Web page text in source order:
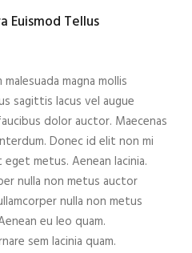
Euismod Tellus
magna mollis
sagittis lacus vel augue
dolor auctor. Maecenas
Donec id elit non mi
metus. Aenean lacinia.
nulla non metus auctor
nulla non metus
eu leo quam.
sem lacinia quam.